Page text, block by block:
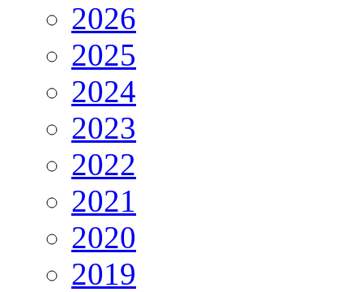
2026
2025
2024
2023
2022
2021
2020
2019